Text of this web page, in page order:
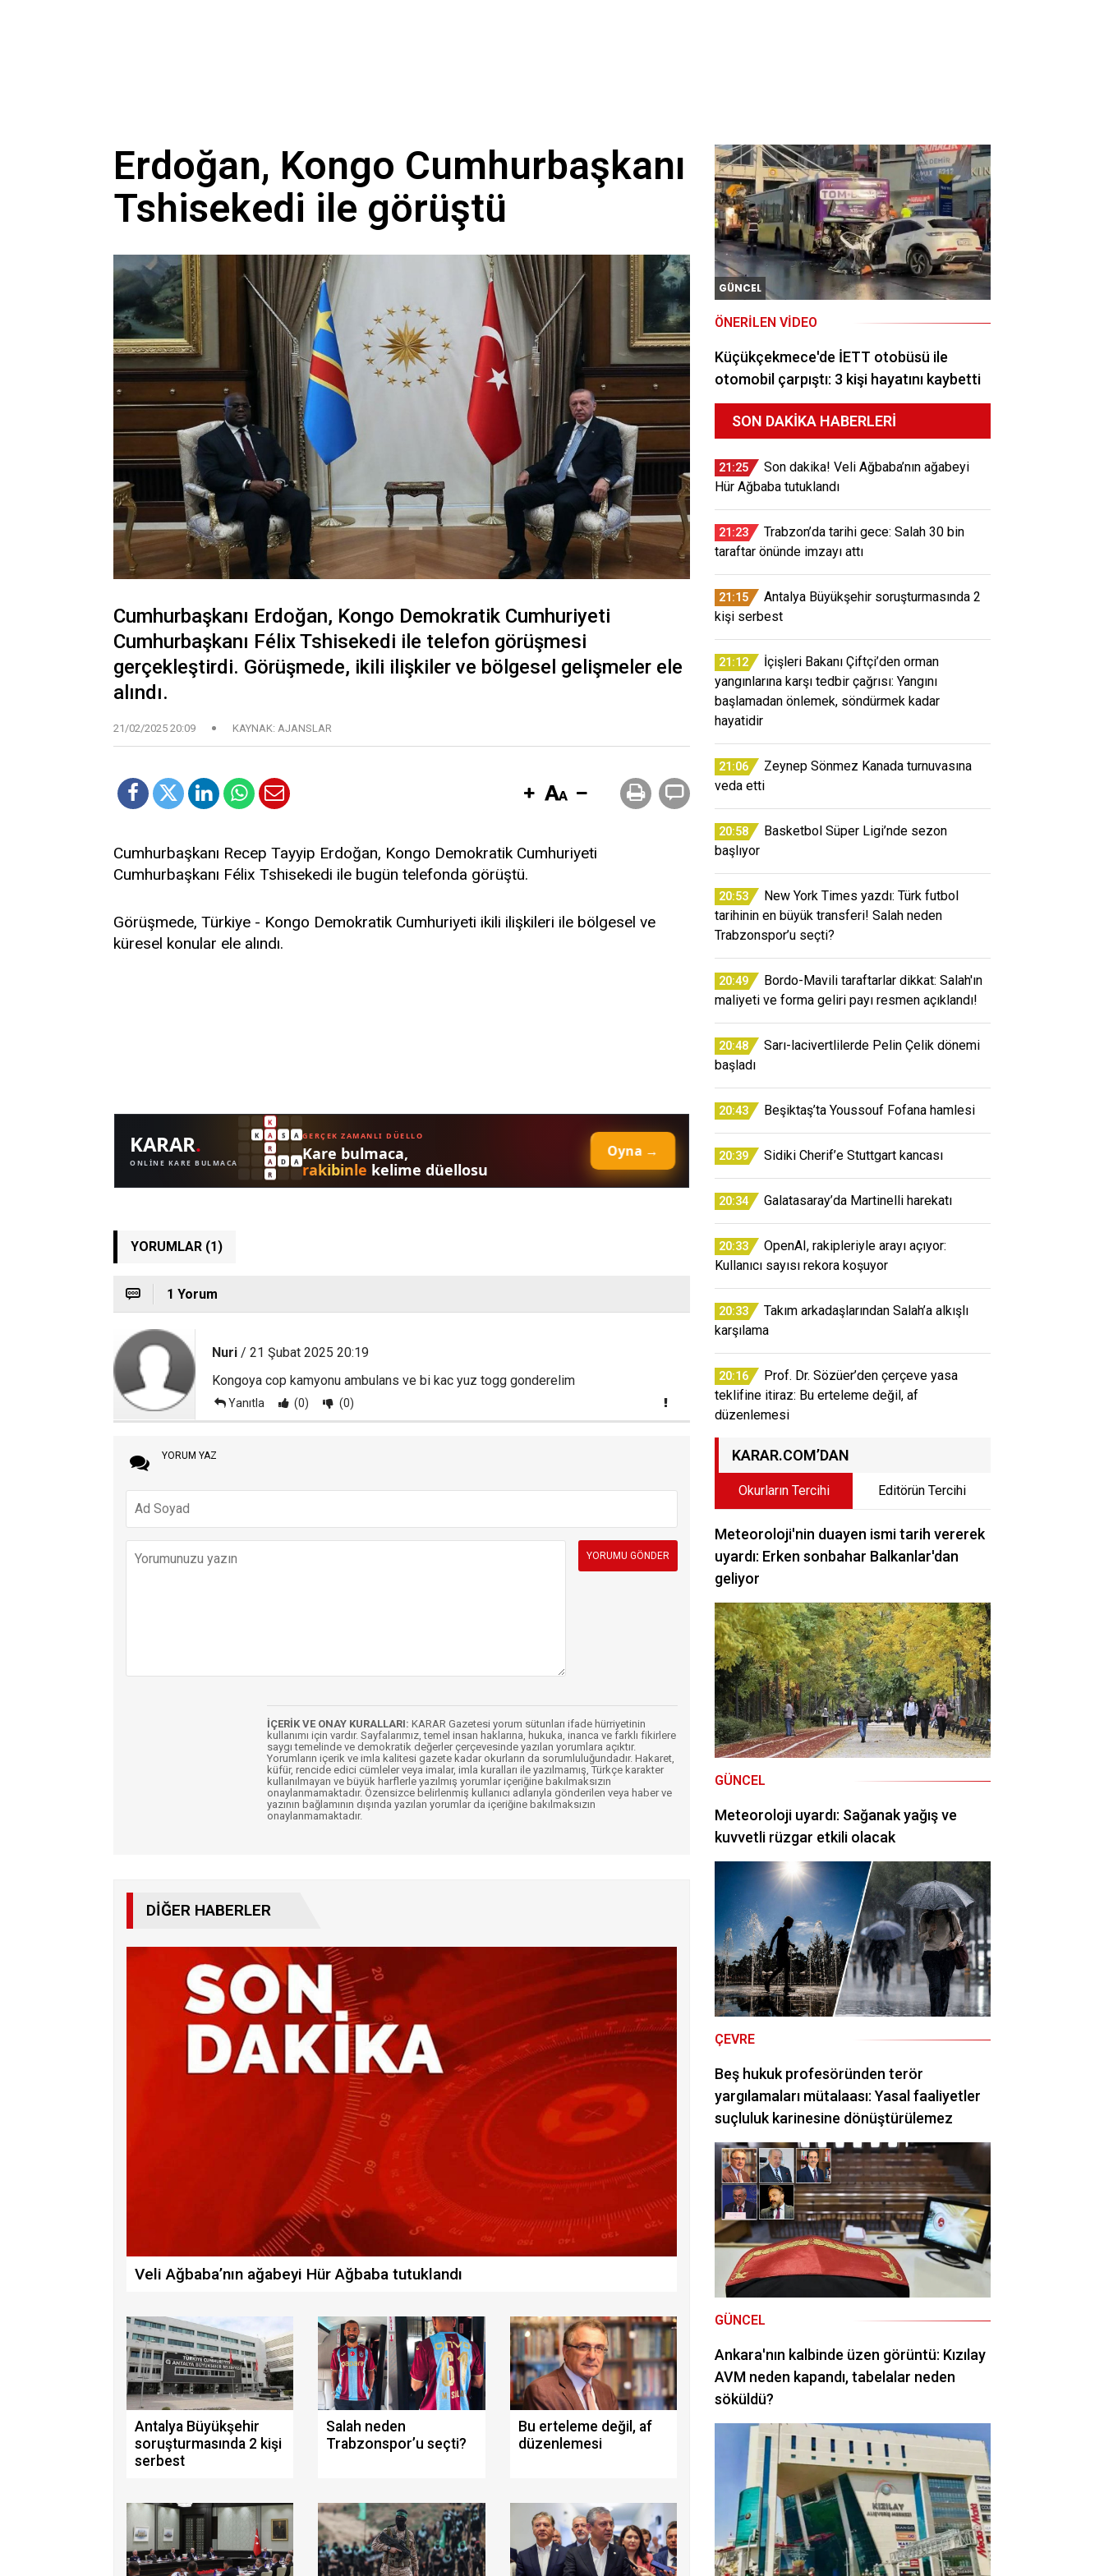
Erdoğan, Kongo Cumhurbaşkanı
Tshisekedi ile görüştü
Cumhurbaşkanı Erdoğan, Kongo Demokratik Cumhuriyeti
Cumhurbaşkanı Félix Tshisekedi ile telefon görüşmesi
gerçekleştirdi. Görüşmede, ikili ilişkiler ve bölgesel gelişmeler ele
alındı.
21/02/2025 20:09 KAYNAK: AJANSLAR
Cumhurbaşkanı Recep Tayyip Erdoğan, Kongo Demokratik Cumhuriyeti
Cumhurbaşkanı Félix Tshisekedi ile bugün telefonda görüştü.
Görüşmede, Türkiye - Kongo Demokratik Cumhuriyeti ikili ilişkileri ile bölgesel ve
küresel konular ele alındı.
YORUMLAR (1)
1 Yorum
Nuri / 21 Şubat 2025 20:19
Kongoya cop kamyonu ambulans ve bi kac yuz togg gonderelim
Yanıtla (0) (0)
YORUM YAZ
İÇERİK VE ONAY KURALLARI: KARAR Gazetesi yorum sütunları ifade hürriyetinin
kullanımı için vardır. Sayfalarımız, temel insan haklarına, hukuka, inanca ve farklı fikirlere
saygı temelinde ve demokratik değerler çerçevesinde yazılan yorumlara açıktır.
Yorumların içerik ve imla kalitesi gazete kadar okurların da sorumluluğundadır. Hakaret,
küfür, rencide edici cümleler veya imalar, imla kuralları ile yazılmamış, Türkçe karakter
kullanılmayan ve büyük harflerle yazılmış yorumlar içeriğine bakılmaksızın
onaylanmamaktadır. Özensizce belirlenmiş kullanıcı adlarıyla gönderilen veya haber ve
yazının bağlamının dışında yazılan yorumlar da içeriğine bakılmaksızın
onaylanmamaktadır.
DIĞER HABERLER
Veli Ağbaba’nın ağabeyi Hür Ağbaba tutuklandı
Antalya Büyükşehir
soruşturmasında 2 kişi
serbest
Salah neden
Trabzonspor’u seçti?
Bu erteleme değil, af
düzenlemesi
GÜNCEL
ÖNERILEN VIDEO
Küçükçekmece'de İETT otobüsü ile
otomobil çarpıştı: 3 kişi hayatını kaybetti
SON DAKIKA HABERLERI
21:25
Son dakika! Veli Ağbaba’nın ağabeyi
Hür Ağbaba tutuklandı
21:23
Trabzon’da tarihi gece: Salah 30 bin
taraftar önünde imzayı attı
21:15
Antalya Büyükşehir soruşturmasında 2
kişi serbest
21:12
İçişleri Bakanı Çiftçi’den orman
yangınlarına karşı tedbir çağrısı: Yangını
başlamadan önlemek, söndürmek kadar
hayatidir
21:06
Zeynep Sönmez Kanada turnuvasına
veda etti
20:58
Basketbol Süper Ligi’nde sezon
başlıyor
20:53
New York Times yazdı: Türk futbol
tarihinin en büyük transferi! Salah neden
Trabzonspor’u seçti?
20:49
Bordo-Mavili taraftarlar dikkat: Salah'ın
maliyeti ve forma geliri payı resmen açıklandı!
20:48
Sarı-lacivertlilerde Pelin Çelik dönemi
başladı
20:43 Beşiktaş’ta Youssouf Fofana hamlesi
20:39 Sidiki Cherif’e Stuttgart kancası
20:34 Galatasaray’da Martinelli harekatı
20:33
OpenAI, rakipleriyle arayı açıyor:
Kullanıcı sayısı rekora koşuyor
20:33
Takım arkadaşlarından Salah’a alkışlı
karşılama
20:16
Prof. Dr. Sözüer’den çerçeve yasa
teklifine itiraz: Bu erteleme değil, af
düzenlemesi
KARAR.COM’DAN
Okurların Tercihi Editörün Tercihi
Meteoroloji'nin duayen ismi tarih vererek
uyardı: Erken sonbahar Balkanlar'dan
geliyor
GÜNCEL
Meteoroloji uyardı: Sağanak yağış ve
kuvvetli rüzgar etkili olacak
ÇEVRE
Beş hukuk profesöründen terör
yargılamaları mütalaası: Yasal faaliyetler
suçluluk karinesine dönüştürülemez
GÜNCEL
Ankara'nın kalbinde üzen görüntü: Kızılay
AVM neden kapandı, tabelalar neden
söküldü?